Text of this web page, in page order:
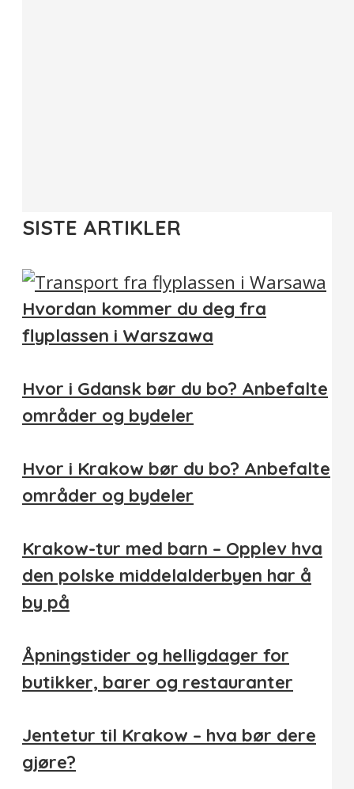
SISTE ARTIKLER
Hvordan kommer du deg fra
flyplassen i Warszawa
Hvor i Gdansk bør du bo? Anbefalte
områder og bydeler
Hvor i Krakow bør du bo? Anbefalte
områder og bydeler
Krakow-tur med barn – Opplev hva
den polske middelalderbyen har å
by på
Åpningstider og helligdager for
butikker, barer og restauranter
Jentetur til Krakow – hva bør dere
gjøre?